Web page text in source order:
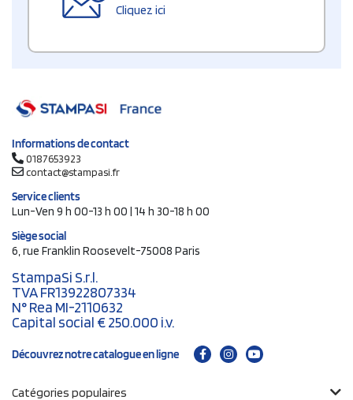
Cliquez ici
Informations de contact
0187653923
contact@stampasi.fr
Service clients
Lun-Ven 9 h 00-13 h 00 | 14 h 30-18 h 00
Siège social
6, rue Franklin Roosevelt-75008 Paris
StampaSi S.r.l.
TVA FR13922807334
N° Rea MI-2110632
Capital social € 250.000 i.v.
Découvrez notre catalogue en ligne
Catégories populaires